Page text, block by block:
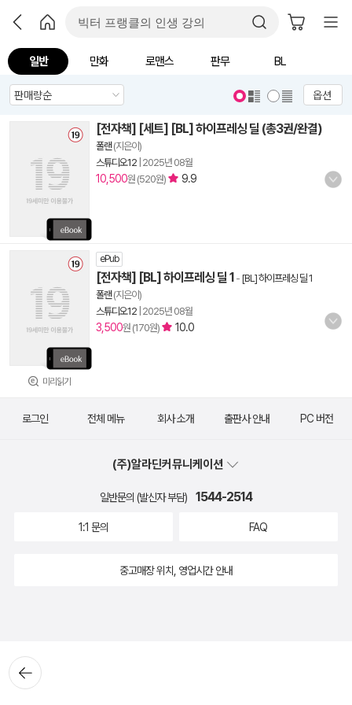
일반 만화 로맨스 판무 BL
옵션
[전자책] [세트] [BL] 하이프레싱 딜 (총3권/완결)
폴랜(지은이)
스튜디오12 2025년 08월
10,500원 (520원) 9.9
미리읽기
ePub
[전자책] [BL] 하이프레싱 딜 1 - [BL] 하이프레싱 딜 1
폴랜(지은이)
스튜디오12 2025년 08월
3,500원 (170원) 10.0
뒤로가
기
로그인 전체 메뉴 회사 소개 출판사 안내 PC 버전
(주)알라딘커뮤니케이션
일반문의 (발신자 부담) 1544-2514
1:1 문의 FAQ
중고매장 위치, 영업시간 안내